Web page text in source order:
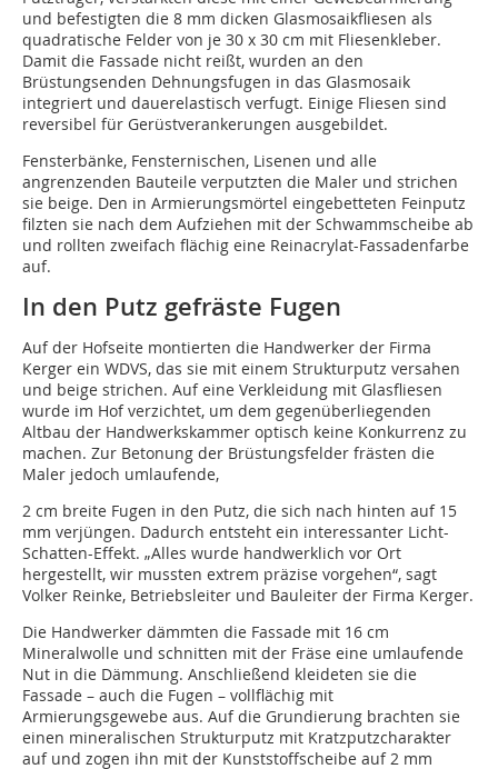
und befestigten die 8 mm dicken Glasmosaikfliesen als
quadratische Felder von je 30 x 30 cm mit Fliesenkleber.
Damit die Fassade nicht reißt, wurden an den
Brüstungsenden Dehnungsfugen in das Glasmosaik
integriert und dauerelastisch verfugt. Einige Fliesen sind
reversibel für Gerüstverankerungen ausgebildet.
Fensterbänke, Fensternischen, Lisenen und alle
angrenzenden Bauteile verputzten die Maler und strichen
sie beige. Den in Armierungsmörtel eingebetteten Feinputz
filzten sie nach dem Aufziehen mit der Schwammscheibe ab
und rollten zweifach flächig eine Reinacrylat-Fassadenfarbe
auf.
In den Putz gefräste Fugen
Auf der Hofseite montierten die Handwerker der Firma
Kerger ein WDVS, das sie mit einem Strukturputz versahen
und beige strichen. Auf eine Verkleidung mit Glasfliesen
wurde im Hof verzichtet, um dem gegenüberliegenden
Altbau der Handwerkskammer optisch keine Konkurrenz zu
machen. Zur Betonung der Brüstungsfelder frästen die
Maler jedoch umlaufende,
2 cm breite Fugen in den Putz, die sich nach hinten auf 15
mm verjüngen. Dadurch entsteht ein interessanter Licht-
Schatten-Effekt. „Alles wurde handwerklich vor Ort
hergestellt, wir mussten extrem präzise vorgehen“, sagt
Volker Reinke, Betriebsleiter und Bauleiter der Firma Kerger.
Die Handwerker dämmten die Fassade mit 16 cm
Mineralwolle und schnitten mit der Fräse eine umlaufende
Nut in die Dämmung. Anschließend kleideten sie die
Fassade – auch die Fugen – vollflächig mit
Armierungsgewebe aus. Auf die Grundierung brachten sie
einen mineralischen Strukturputz mit Kratzputzcharakter
auf und zogen ihn mit der Kunststoffscheibe auf 2 mm